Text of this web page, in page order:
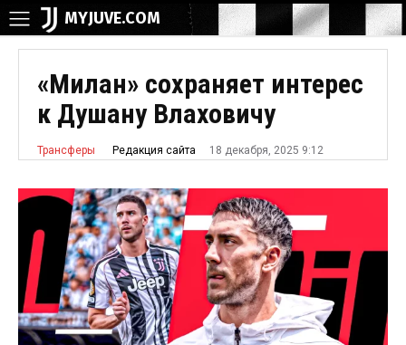
MYJUVE.COM
«Милан» сохраняет интерес
к Душану Влаховичу
Трансферы Редакция сайта 18 декабря, 2025 9:12